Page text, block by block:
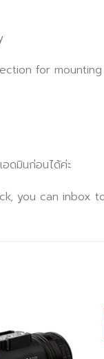
for
ดมินก่อนได้ค่ะ
you can inbox